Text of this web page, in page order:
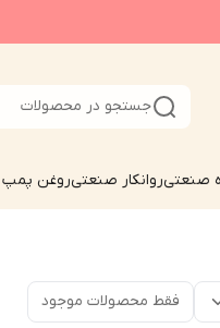
جستجو در محصولات
صنعتیروانکار صنعتیروغن پمپ
فقط محصولات موجود